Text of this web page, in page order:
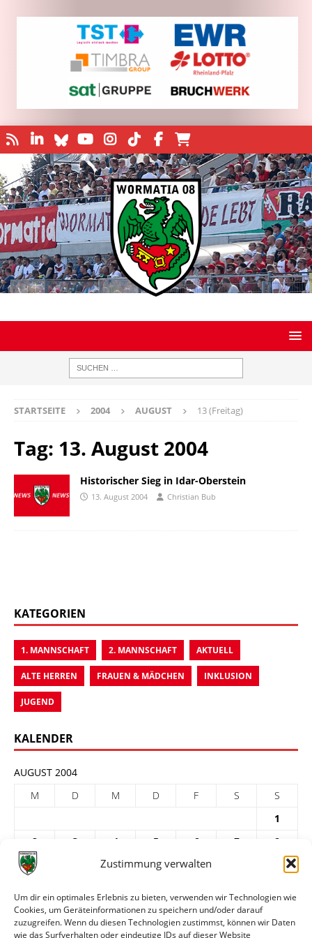
Zustimmung verwalten
Um dir ein optimales Erlebnis zu bieten, verwenden wir Technologien wie
Cookies, um Geräteinformationen zu speichern und/oder darauf
zuzugreifen. Wenn du diesen Technologien zustimmst, können wir Daten
wie das Surfverhalten oder eindeutige IDs auf dieser Website
STARTSEITE 2004 AUGUST 13 (Freitag)
Tag: 13. August 2004
Historischer Sieg in Idar-Oberstein
13. August 2004 Christian Bub
KATEGORIEN
1. MANNSCHAFT 2. MANNSCHAFT AKTUELL
ALTE HERREN FRAUEN & MÄDCHEN INKLUSION
JUGEND
KALENDER
AUGUST 2004
M
D M D F S
S
1
2
3 4 5 6 7
8
9
11 12 13
23
24 25 26 27 28
30
31